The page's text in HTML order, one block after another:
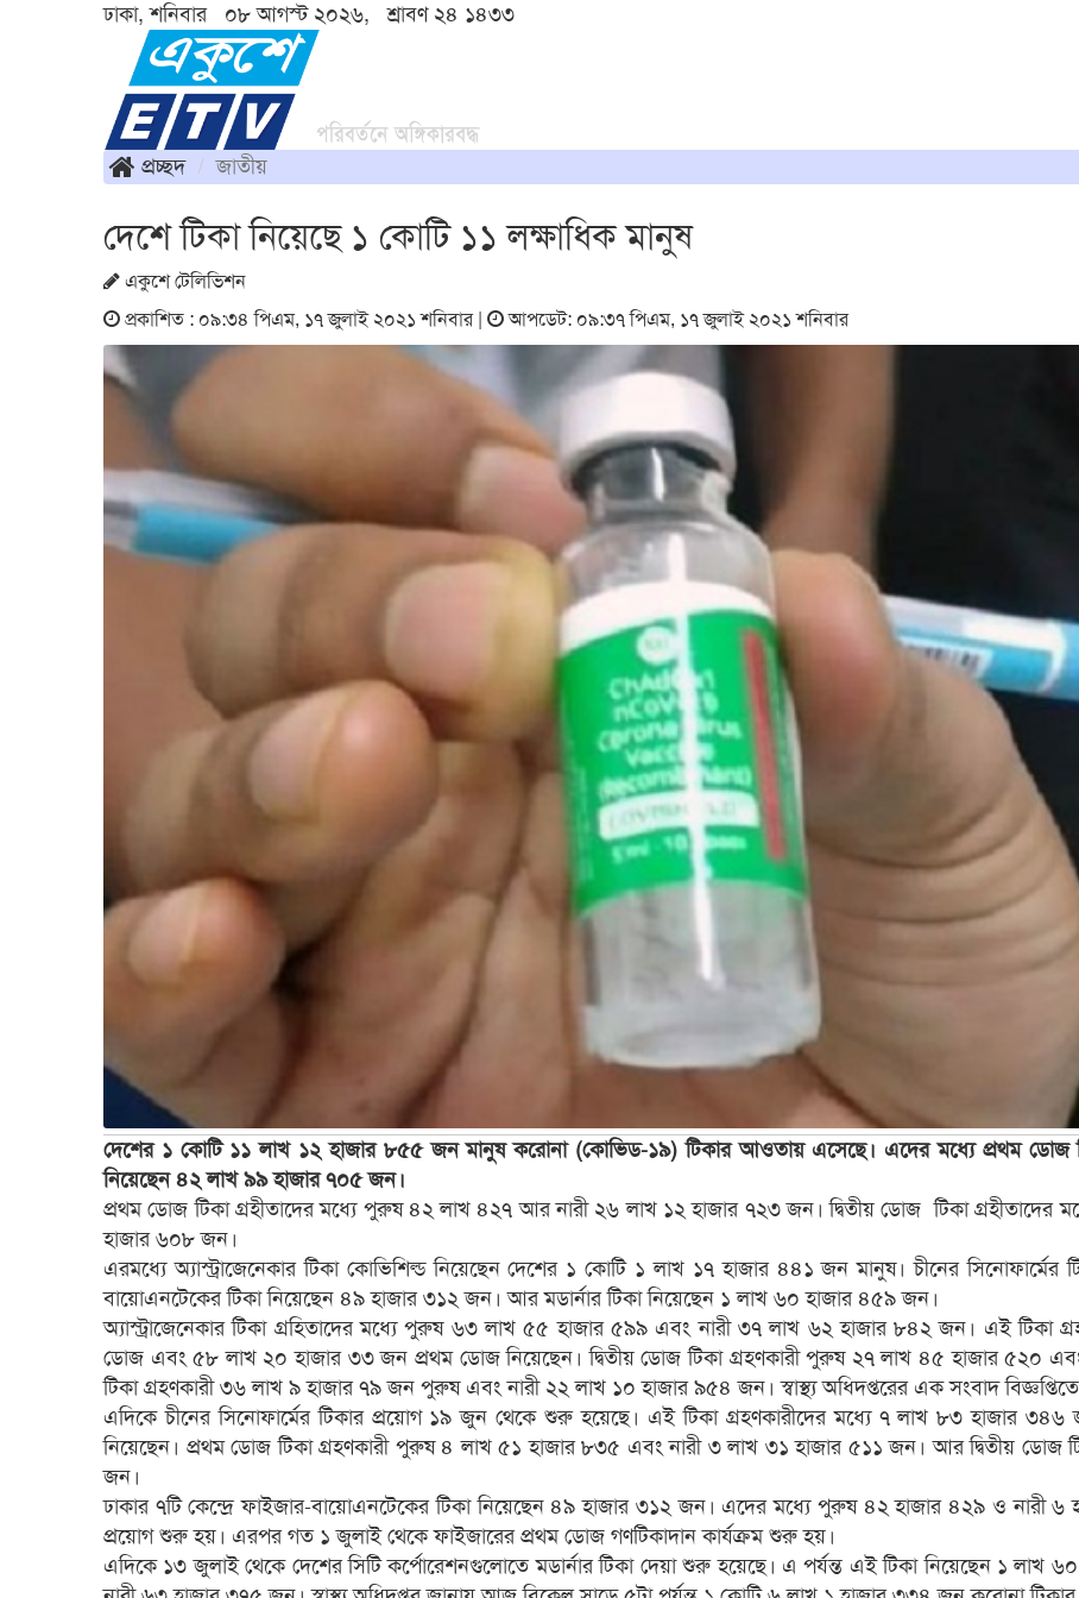
ঢাকা, শনিবার ০৮ আগস্ট ২০২৬, শ্রাবণ ২৪ ১৪৩৩
প্রচ্ছদ জাতীয়
দেশে টিকা নিয়েছে ১ কোটি ১১ লক্ষাধিক মানুষ
একুশে টেলিভিশন
প্রকাশিত : ০৯:৩৪ পিএম, ১৭ জুলাই ২০২১ শনিবার |
আপডেট: ০৯:৩৭ পিএম, ১৭ জুলাই ২০২১ শনিবার
দেশের ১ কোটি ১১ লাখ ১২ হাজার ৮৫৫ জন মানুষ করোনা (কোভিড-১৯) টিকার আওতায় এসেছে। এদের মধ্যে প্রথম ডোজ
নিয়েছেন ৪২ লাখ ৯৯ হাজার ৭০৫ জন।
প্রথম ডোজ টিকা গ্রহীতাদের মধ্যে পুরুষ ৪২ লাখ ৪২৭ আর নারী ২৬ লাখ ১২ হাজার ৭২৩ জন। দ্বিতীয় ডোজ টিকা
হাজার ৬০৮ জন।
এরমধ্যে অ্যাস্ট্রাজেনেকার টিকা কোভিশিল্ড নিয়েছেন দেশের ১ কোটি ১ লাখ ১৭ হাজার ৪৪১ জন মানুষ। চীনের
বায়োএনটেকের টিকা নিয়েছেন ৪৯ হাজার ৩১২ জন। আর মডার্নার টিকা নিয়েছেন ১ লাখ ৬০ হাজার ৪৫৯ জন।
অ্যাস্ট্রাজেনেকার টিকা গ্রহিতাদের মধ্যে পুরুষ ৬৩ লাখ ৫৫ হাজার ৫৯৯ এবং নারী ৩৭ লাখ ৬২ হাজার ৮৪২ জন। এই টিকা
ডোজ এবং ৫৮ লাখ ২০ হাজার ৩৩ জন প্রথম ডোজ নিয়েছেন। দ্বিতীয় ডোজ টিকা গ্রহণকারী পুরুষ ২৭ লাখ ৪৫ হাজার ৫২০
টিকা গ্রহণকারী ৩৬ লাখ ৯ হাজার ৭৯ জন পুরুষ এবং নারী ২২ লাখ ১০ হাজার ৯৫৪ জন। স্বাস্থ্য অধিদপ্তরের এক সংবাদ
এদিকে চীনের সিনোফার্মের টিকার প্রয়োগ ১৯ জুন থেকে শুরু হয়েছে। এই টিকা গ্রহণকারীদের মধ্যে ৭ লাখ ৮৩ হাজার
নিয়েছেন। প্রথম ডোজ টিকা গ্রহণকারী পুরুষ ৪ লাখ ৫১ হাজার ৮৩৫ এবং নারী ৩ লাখ ৩১ হাজার ৫১১ জন। আর দ্বিতীয় ডোজ
জন।
ঢাকার ৭টি কেন্দ্রে ফাইজার-বায়োএনটেকের টিকা নিয়েছেন ৪৯ হাজার ৩১২ জন। এদের মধ্যে পুরুষ ৪২ হাজার ৪২৯ ও
প্রয়োগ শুরু হয়। এরপর গত ১ জুলাই থেকে ফাইজারের প্রথম ডোজ গণটিকাদান কার্যক্রম শুরু হয়।
এদিকে ১৩ জুলাই থেকে দেশের সিটি কর্পোরেশনগুলোতে মডার্নার টিকা দেয়া শুরু হয়েছে। এ পর্যন্ত এই টিকা নিয়েছেন ১